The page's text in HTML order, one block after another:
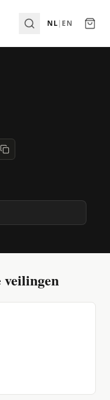
NL| EN
veilingen